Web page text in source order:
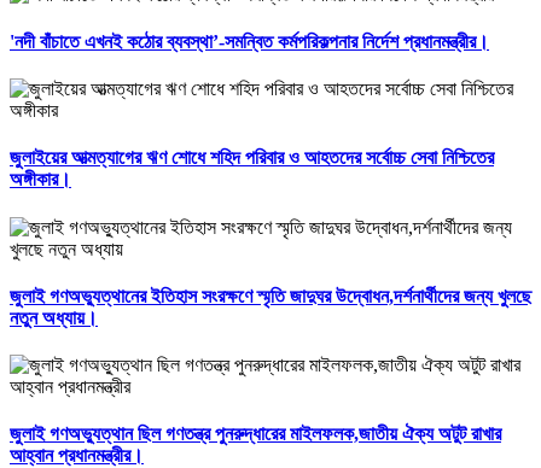
'নদী বাঁচাতে এখনই কঠোর ব্যবস্থা’-সমন্বিত কর্মপরিকল্পনার নির্দেশ প্রধানমন্ত্রীর।
জুলাইয়ের আত্মত্যাগের ঋণ শোধে শহিদ পরিবার ও আহতদের সর্বোচ্চ সেবা নিশ্চিতের
অঙ্গীকার।
জুলাই গণঅভ্যুত্থানের ইতিহাস সংরক্ষণে স্মৃতি জাদুঘর উদ্বোধন,দর্শনার্থীদের জন্য খুলছে
নতুন অধ্যায়।
জুলাই গণঅভ্যুত্থান ছিল গণতন্ত্র পুনরুদ্ধারের মাইলফলক,জাতীয় ঐক্য অটুট রাখার
আহ্বান প্রধানমন্ত্রীর।